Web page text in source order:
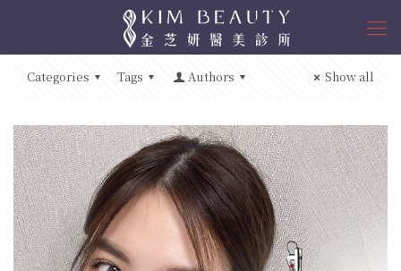
Categories Tags Authors Show all